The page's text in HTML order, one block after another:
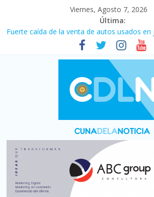
Viernes, Agosto 7, 2026
Última:
Fuerte caída de la venta de autos usados en
Central venció 1 a 0 al River de Coudet en el
La morosidad alcanzó su nivel más alto en
afecta a 400 mil deudores en Santa Fe
Desde que asumió Milei cerraron 41.000
denuncia crisis como en 2001
Vacaciones de invierno con más movimiento
turístico: 4,6 millones de personas viajaron